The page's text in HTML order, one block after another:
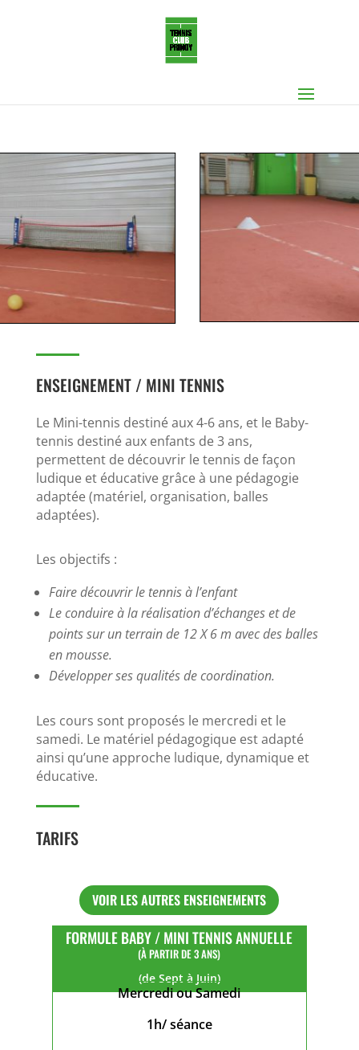
ENSEIGNEMENT / MINI TENNIS
Le Mini-tennis destiné aux 4-6 ans, et le Baby-
tennis destiné aux enfants de 3 ans,
permettent de découvrir le tennis de façon
ludique et éducative grâce à une pédagogie
adaptée (matériel, organisation, balles
adaptées).
Les objectifs :
Faire découvrir le tennis à l’enfant
Le conduire à la réalisation d’échanges et de
points sur un terrain de 12 X 6 m avec des balles
en mousse.
Développer ses qualités de coordination.
Les cours sont proposés le mercredi et le
samedi. Le matériel pédagogique est adapté
ainsi qu’une approche ludique, dynamique et
éducative.
TARIFS
VOIR LES AUTRES ENSEIGNEMENTS
FORMULE BABY / MINI TENNIS ANNUELLE
(À PARTIR DE 3 ANS)
(de Sept à Juin)
Mercredi ou Samedi
1h/ séance